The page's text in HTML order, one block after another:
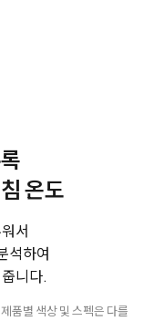
온도
서
석하여
니다.
품별 색상 및 스펙은 다를